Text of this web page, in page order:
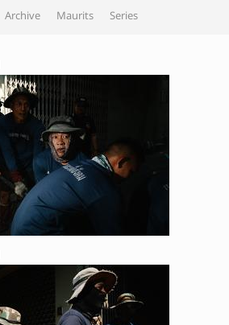
Archive Maurits Series